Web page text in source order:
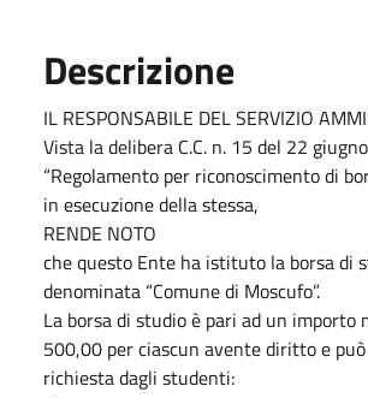
Descrizione
IL RESPONSABILE DEL SERVIZIO
Vista la delibera C.C. n. 15 del 22
“Regolamento per riconoscimento di
in esecuzione della stessa,
RENDE NOTO
che questo Ente ha istituto la borsa di
denominata “Comune di Moscufo”.
La borsa di studio è pari ad un importo
500,00 per ciascun avente diritto e
richiesta dagli studenti: